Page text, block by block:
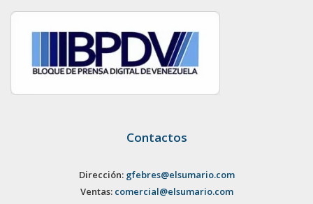
Contactos
Dirección: gfebres@elsumario.com
Ventas: comercial@elsumario.com